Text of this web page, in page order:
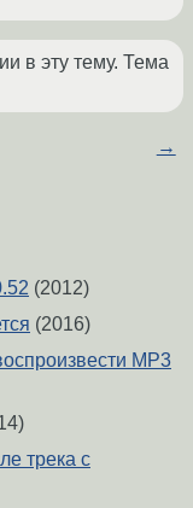
в эту тему. Тема
→
(2012)
(2016)
MP3
трека с